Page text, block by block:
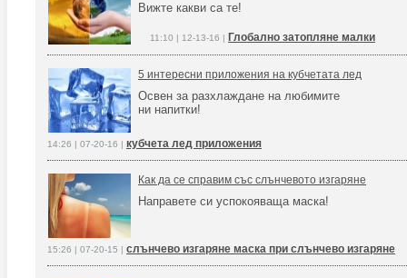
Вижте какви са те!
11:10 | 12-13-16 | Глобално затопляне малки
5 интересни приложения на кубчетата лед
Освен за разхлаждане на любимите
ни напитки!
14:26 | 07-20-16 | кубчета лед приложения
Как да се справим със слънчевото изгаряне
Направете си успокояваща маска!
15:26 | 07-20-15 | слънчево изгаряне маска при слънчево изгаряне